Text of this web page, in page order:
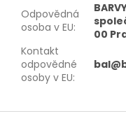
Odpovědná
osoba v EU:
00
Kontakt
odpovědné
osoby v EU: